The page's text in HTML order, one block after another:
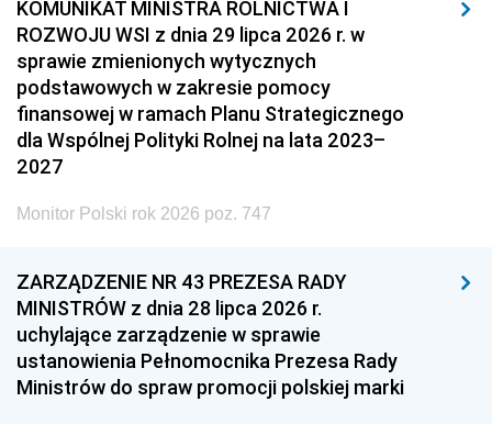
KOMUNIKAT MINISTRA ROLNICTWA I
ROZWOJU WSI z dnia 29 lipca 2026 r. w
sprawie zmienionych wytycznych
podstawowych w zakresie pomocy
finansowej w ramach Planu Strategicznego
dla Wspólnej Polityki Rolnej na lata 2023–
2027
Monitor Polski rok 2026 poz. 747
ZARZĄDZENIE NR 43 PREZESA RADY
MINISTRÓW z dnia 28 lipca 2026 r.
uchylające zarządzenie w sprawie
ustanowienia Pełnomocnika Prezesa Rady
Ministrów do spraw promocji polskiej marki